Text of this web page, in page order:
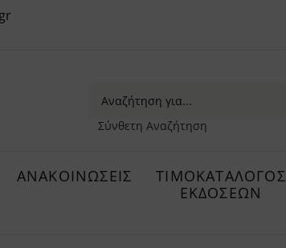
Σύνθετη Αναζήτηση
ΑΝΑΚΟΙΝΩΣΕΙΣ
ΤΙΜΟΚΑΤΑΛΟΓΟΣ
ΕΚΔΟΣΕΩΝ